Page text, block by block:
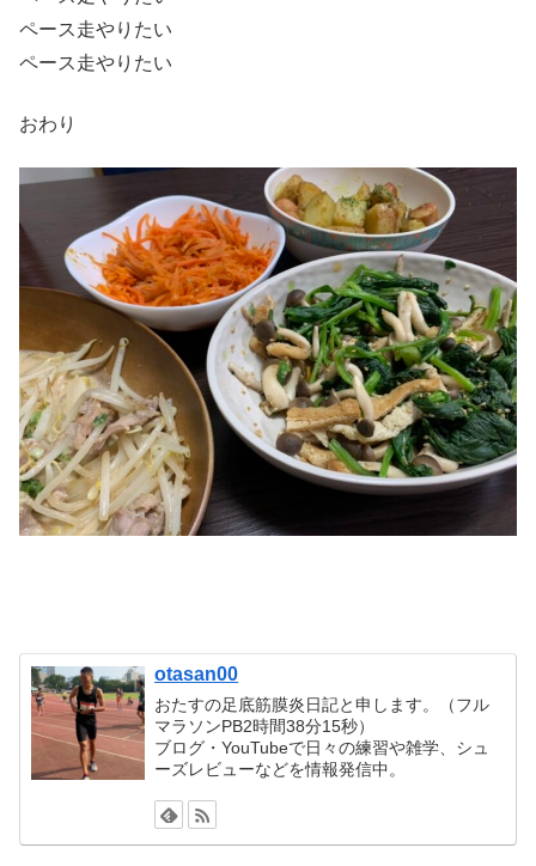
ペース走やりたい
ペース走やりたい
おわり
otasan00
おたすの足底筋膜炎日記と申します。（フル
マラソンPB2時間38分15秒）
ブログ・YouTubeで日々の練習や雑学、シュ
ーズレビューなどを情報発信中。